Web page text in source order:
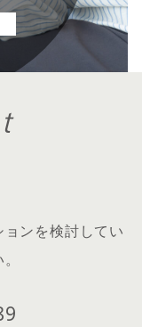
ンを検討してい